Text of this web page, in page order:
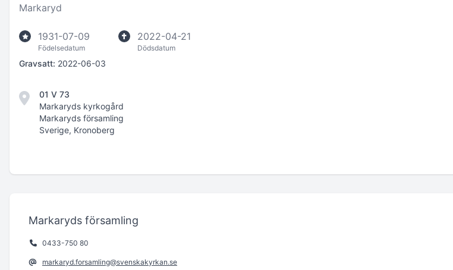
Markaryd
1931-07-09
Födelsedatum
2022-04-21
Dödsdatum
Gravsatt: 2022-06-03
01 V 73
Markaryds kyrkogård
Markaryds församling
Sverige, Kronoberg
Markaryds församling
0433-750 80
markaryd.forsamling@svenskakyrkan.se